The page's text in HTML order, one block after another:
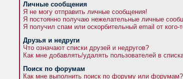
Личные сообщения
Я не могу отправить личные сообщения!
Я постоянно получаю нежелательные личные
Я получил спам или оскорбительный email от кого-
Друзья и недруги
Что означают списки друзей и недругов?
Как мне добавлять/удалять пользователей в
Поиск по форумам
Как мне выполнить поиск по форуму или форумам?